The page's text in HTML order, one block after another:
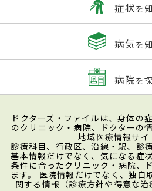
症状を
病気を
病院を
ドクターズ・ファイルは、身体の
のクリニック・病院、ドクターの
地域医療情報サイ
診療科目、行政区、沿線・駅、診
基本情報だけでなく、気になる症
条件に合ったクリニック・病院、
ます。 医院情報だけでなく、独自
関する情報（診療方針や得意な治